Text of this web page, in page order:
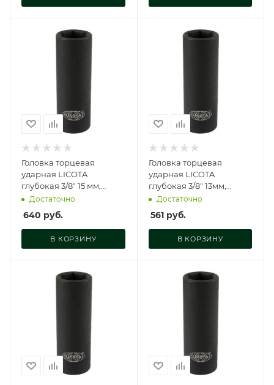
Головка торцевая
ударная LICOTA
глубокая 3/8" 15 мм,
A3015L
Достаточно
640 руб.
В КОРЗИНУ
Головка торцевая
ударная LICOTA
глубокая 3/8" 13мм,
A3013L
Достаточно
561руб.
В КОРЗИНУ